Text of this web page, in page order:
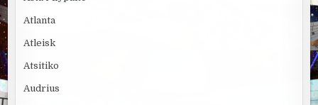
Atlanta
Atleisk
Atsitiko
Audrius